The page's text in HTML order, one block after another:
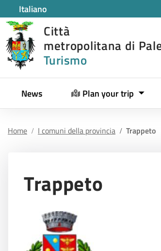
Italiano
Città
metropolitana di
Turismo
News Plan your trip
Home I comuni della provincia Trappeto
Trappeto